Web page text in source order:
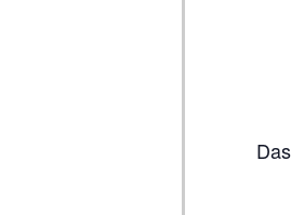
Das Pilgermagazin beschreibt auf 80 Seiten alle wichtigen Jakobswege, inklusive Karten. So viel Inhalt wie in